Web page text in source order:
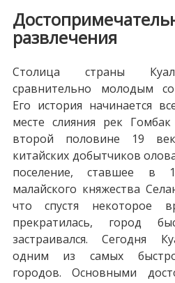
развлечения
Столица страны
сравнительно молодым
Его история начинается
месте слияния рек
второй половине 19
китайских добытчиков
поселение, ставшее в
малайского княжества
что спустя некоторое
прекратилась, город
застраивался. Сегодня
одним из самых
городов. Основными